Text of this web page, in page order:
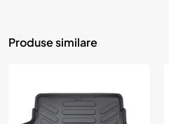
Produse similare